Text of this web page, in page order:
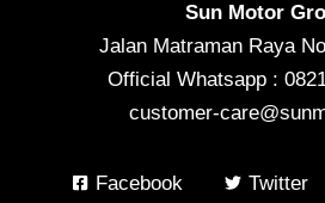
Sun Motor
Jalan Matraman Raya
Official Whatsapp :
customer-
Facebook Twitter